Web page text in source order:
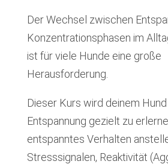
Der Wechsel zwischen
Konzentrationsphasen im
ist für viele Hunde eine große
Herausforderung.
Dieser Kurs wird deinem
Entspannung gezielt zu
entspanntes Verhalten
Stresssignalen, Reaktivität